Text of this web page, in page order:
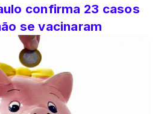
confirma 23 casos
se vacinaram